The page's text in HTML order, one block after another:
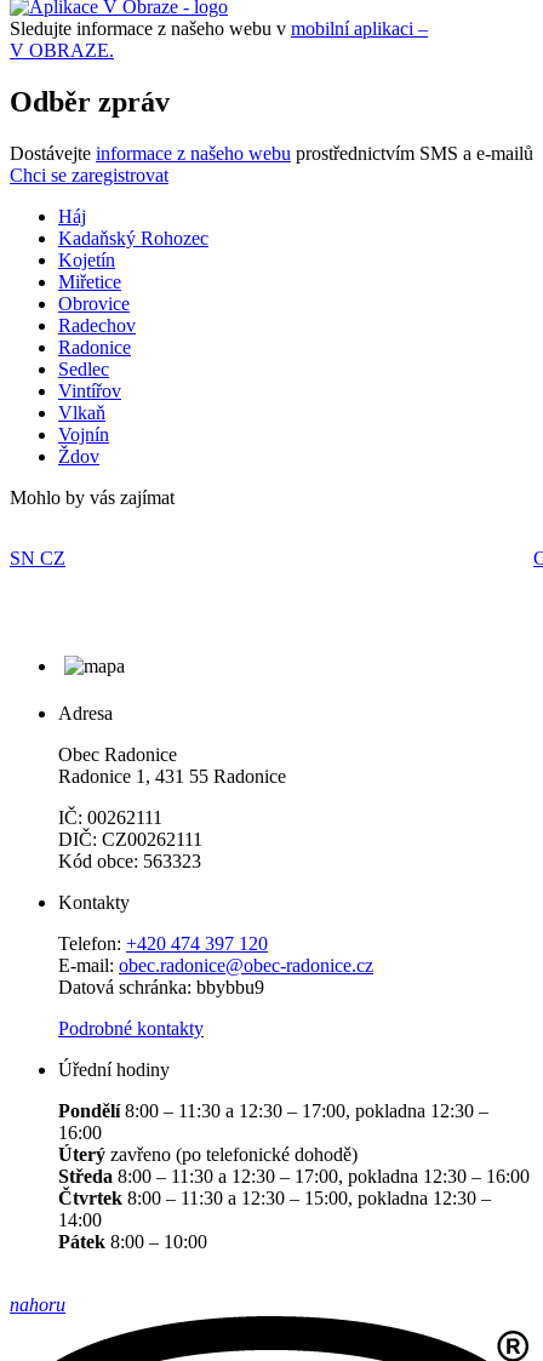
Sledujte informace z našeho webu v mobilní aplikaci –
V OBRAZE.
Odběr zpráv
Dostávejte informace z našeho webu prostřednictvím SMS a e-mailů
Chci se zaregistrovat
Háj
Kadaňský Rohozec
Kojetín
Miřetice
Obrovice
Radechov
Radonice
Sedlec
Vintířov
Vlkaň
Vojnín
Ždov
Mohlo by vás zajímat
SN CZ
Adresa
Obec Radonice
Radonice 1, 431 55 Radonice
IČ: 00262111
DIČ: CZ00262111
Kód obce: 563323
Kontakty
Telefon: +420 474 397 120
E-mail: obec.radonice@obec-radonice.cz
Datová schránka: bbybbu9
Podrobné kontakty
Úřední hodiny
Pondělí8:00 – 11:30 a 12:30 – 17:00, pokladna 12:30 –
16:00
Úterý zavřeno (po telefonické dohodě)
Středa 8:00 – 11:30 a 12:30 – 17:00, pokladna 12:30 – 16:00
Čtvrtek 8:00 – 11:30 a 12:30 – 15:00, pokladna 12:30 –
14:00
Pátek 8:00 – 10:00
nahoru